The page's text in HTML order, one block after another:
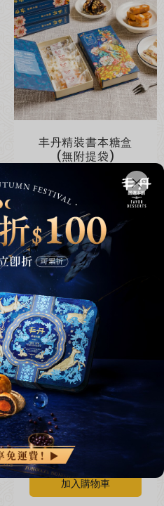
加入丰丹LINE會員✨
丰丹精裝書本糖盒
(無附提袋)
加入購物車
【加購】丰丹提袋
加入購物車